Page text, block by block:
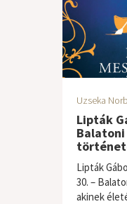
Uzseka
Lipták
Lipták
30. –
akinek